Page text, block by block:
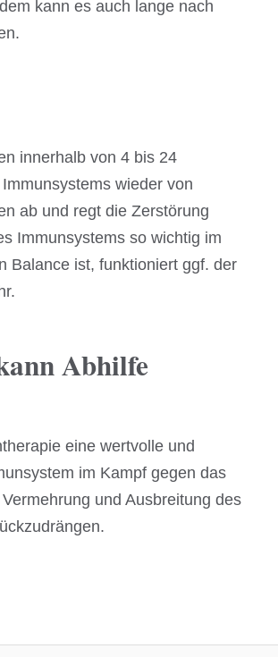
kann es auch lange nach
innerhalb von 4 bis 24
wieder von
ab und regt die Zerstörung
Immunsystems so wichtig im
Balance ist, funktioniert ggf. der
Abhilfe
eine wertvolle und
im Kampf gegen das
und Ausbreitung des